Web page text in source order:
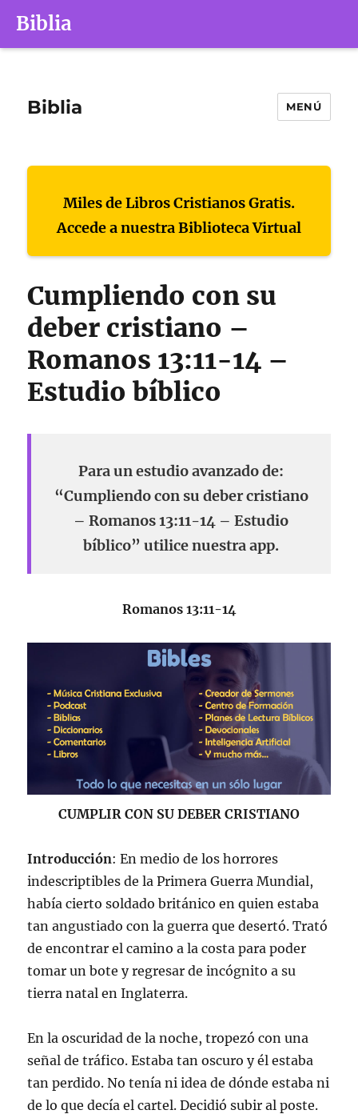
Biblia
Biblia MENÚ
Miles de Libros Cristianos Gratis.
Accede a nuestra Biblioteca Virtual
Cumpliendo con su
deber cristiano –
Romanos 13:11-14 –
Estudio bíblico
Para un estudio avanzado de:
“Cumpliendo con su deber cristiano
– Romanos 13:11-14 – Estudio
bíblico” utilice nuestra app.
Romanos 13:11-14
CUMPLIR CON SU DEBER CRISTIANO
Introducción: En medio de los horrores
indescriptibles de la Primera Guerra Mundial,
había cierto soldado británico en quien estaba
tan angustiado con la guerra que desertó. Trató
de encontrar el camino a la costa para poder
tomar un bote y regresar de incógnito a su
tierra natal en Inglaterra.
En la oscuridad de la noche, tropezó con una
señal de tráfico. Estaba tan oscuro y él estaba
tan perdido. No tenía ni idea de dónde estaba ni
de lo que decía el cartel. Decidió subir al poste.